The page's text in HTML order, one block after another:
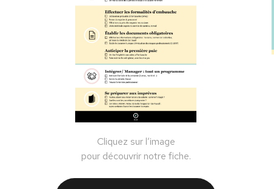
Cliquez sur l’image
pour découvrir notre fiche.